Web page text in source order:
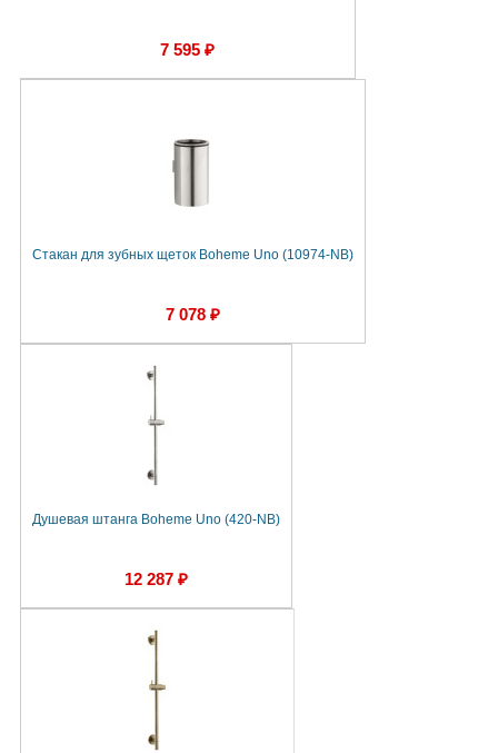
7 595 ₽
Стакан для зубных щеток Boheme Uno (10974-NB)
7 078 ₽
Душевая штанга Boheme Uno (420-NB)
12 287 ₽